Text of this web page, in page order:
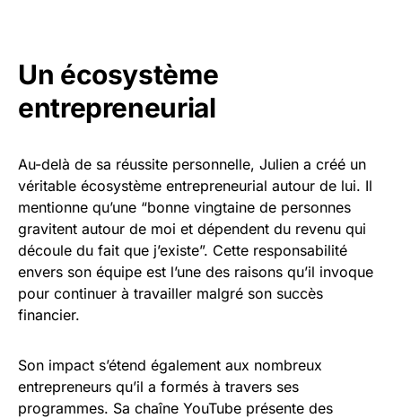
Un écosystème
entrepreneurial
Au-delà de sa réussite personnelle, Julien a créé un
véritable écosystème entrepreneurial autour de lui. Il
mentionne qu’une “bonne vingtaine de personnes
gravitent autour de moi et dépendent du revenu qui
découle du fait que j’existe”. Cette responsabilité
envers son équipe est l’une des raisons qu’il invoque
pour continuer à travailler malgré son succès
financier.
Son impact s’étend également aux nombreux
entrepreneurs qu’il a formés à travers ses
programmes. Sa chaîne YouTube présente des